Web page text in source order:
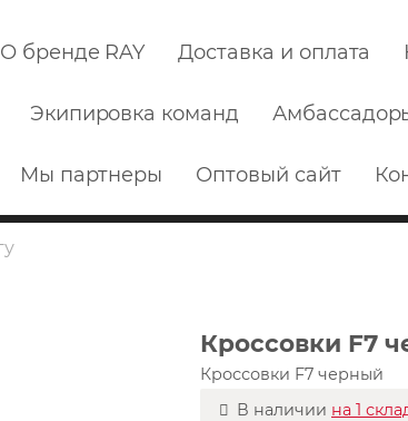
О бренде RAY Доставка и оплата
Экипировка команд
Мы партнеры Оптовый сайт
Кроссовки F7
Кроссовки F7 черный
В наличии на 1